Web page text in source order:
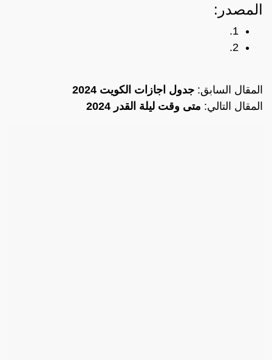
المصدر:
1.
2.
المقال السابق: جدول اجازات الكويت 2024
المقال التالي: متى وقت ليلة القدر 2024